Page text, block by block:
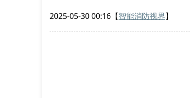
消防应急设备的材料科学突破
新乡消防应急灯的壳体采用硼硅酸盐复合
2025-05-30 00:16 【智能消防视界】